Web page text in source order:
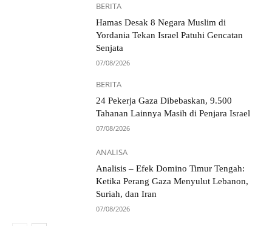
BERITA
Hamas Desak 8 Negara Muslim di
Yordania Tekan Israel Patuhi Gencatan
Senjata
07/08/2026
BERITA
24 Pekerja Gaza Dibebaskan, 9.500
Tahanan Lainnya Masih di Penjara Israel
07/08/2026
ANALISA
Analisis – Efek Domino Timur Tengah:
Ketika Perang Gaza Menyulut Lebanon,
Suriah, dan Iran
07/08/2026